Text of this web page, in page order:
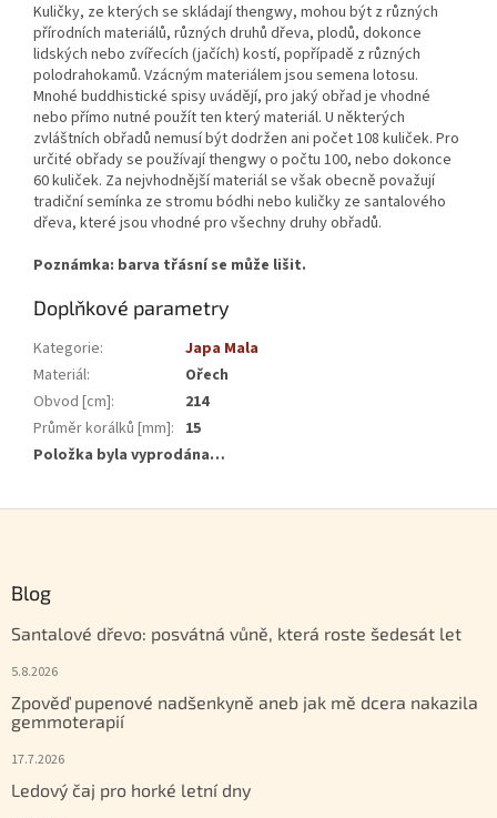
Kuličky, ze kterých se skládají thengwy, mohou být z různých
přírodních materiálů, různých druhů dřeva, plodů, dokonce
lidských nebo zvířecích (jačích) kostí, popřípadě z různých
polodrahokamů. Vzácným materiálem jsou semena lotosu.
Mnohé buddhistické spisy uvádějí, pro jaký obřad je vhodné
nebo přímo nutné použít ten který materiál. U některých
zvláštních obřadů nemusí být dodržen ani počet 108 kuliček. Pro
určité obřady se používají thengwy o počtu 100, nebo dokonce
60 kuliček. Za nejvhodnější materiál se však obecně považují
tradiční semínka ze stromu bódhi nebo kuličky ze santalového
dřeva, které jsou vhodné pro všechny druhy obřadů.
Poznámka: barva třásní se může lišit.
Doplňkové parametry
Kategorie:
Japa Mala
Materiál:
Ořech
Obvod [cm]:
214
Průměr korálků [mm]: 15
Položka byla vyprodána…
Blog
Santalové dřevo: posvátná vůně, která roste šedesát let
5.8.2026
Zpověď pupenové nadšenkyně aneb jak mě dcera nakazila
gemmoterapií
17.7.2026
Ledový čaj pro horké letní dny